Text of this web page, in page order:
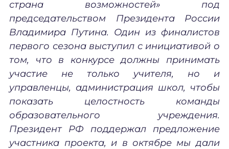
страна возможностей» под
председательством Президента России
Владимира Путина. Один из финалистов
первого сезона выступил с инициативой о
том, что в конкурсе должны принимать
участие не только учителя, но и
управленцы, администрация школ, чтобы
показать целостность команды
образовательного учреждения.
Президент РФ поддержал предложение
участника проекта, и в октябре мы дали